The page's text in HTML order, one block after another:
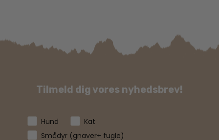
Tilmeld dig vores nyhedsbrev!
Hund
Kat
Smådyr (gnaver+ fugle)